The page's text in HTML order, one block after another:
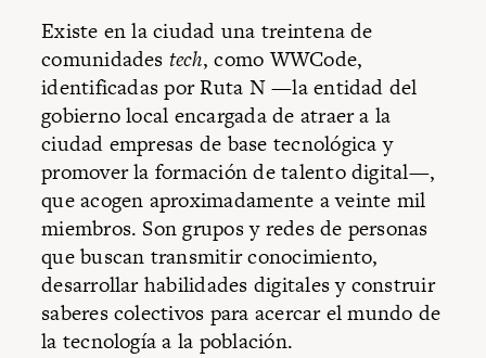
Existe en la ciudad una treintena de
comunidades tech, como WWCode,
identificadas por Ruta N —la entidad del
gobierno local encargada de atraer a la
ciudad empresas de base tecnológica y
promover la formación de talento digital—,
que acogen aproximadamente a veinte mil
miembros. Son grupos y redes de personas
que buscan transmitir conocimiento,
desarrollar habilidades digitales y construir
saberes colectivos para acercar el mundo de
la tecnología a la población.